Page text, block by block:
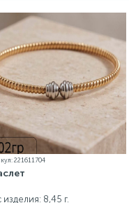
отличаться
цветопередачи
221611704
изделия: 8,45 г.